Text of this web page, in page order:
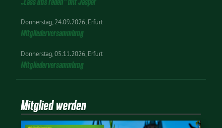
Donnerstag 24.09.2026 Erfurt
Mitgliederversammlung
Donnerstag 05.11.2026 Erfurt
Mitgliederversammlung
Mitglied werden